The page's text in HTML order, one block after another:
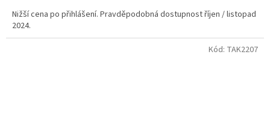
Nižší cena po přihlášení. Pravděpodobná dostupnost říjen / listopad
2024.
Kód: TAK2207